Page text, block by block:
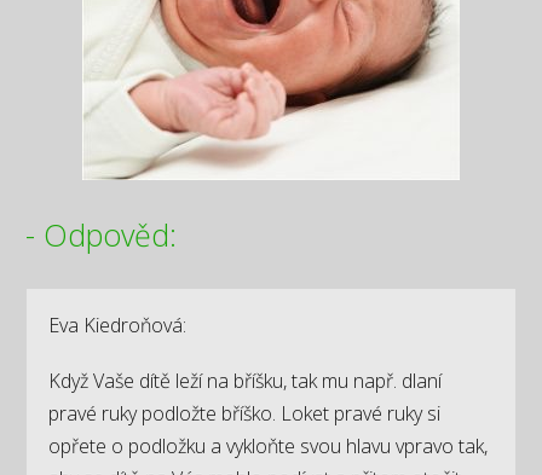
- Odpověd:
Eva Kiedroňová:
Když Vaše dítě leží na bříšku, tak mu např. dlaní
pravé ruky podložte bříško. Loket pravé ruky si
opřete o podložku a vykloňte svou hlavu vpravo tak,